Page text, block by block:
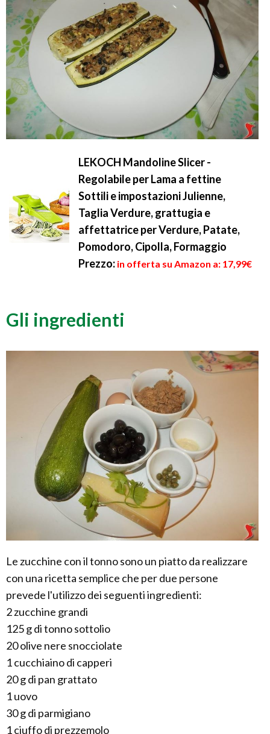
LEKOCH Mandoline Slicer -
Regolabile per Lama a fettine
Sottili e impostazioni Julienne,
Taglia Verdure, grattugia e
affettatrice per Verdure, Patate,
Pomodoro, Cipolla, Formaggio
Prezzo: in offerta su Amazon a: 17,99€
Gli ingredienti
Le zucchine con il tonno sono un piatto da realizzare
con una ricetta semplice che per due persone
prevede l'utilizzo dei seguenti ingredienti:
2 zucchine grandi
125 g di tonno sottolio
20 olive nere snocciolate
1 cucchiaino di capperi
20 g di pan grattato
1 uovo
30 g di parmigiano
1 ciuffo di prezzemolo